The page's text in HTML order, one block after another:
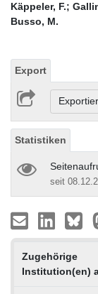
Käppeler, F.;
Busso, M.
Export
Statistiken
seit
Zugehörige
Institution(en)